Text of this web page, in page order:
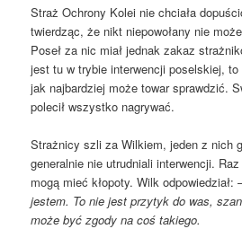
Straż Ochrony Kolei nie chciała
twierdząc, że nikt niepowołany nie
Poseł za nic miał jednak zakaz
jest tu w trybie interwencji poselskiej,
jak najbardziej może towar sprawdzić.
polecił wszystko nagrywać.
Strażnicy szli za Wilkiem, jeden z nich
generalnie nie utrudniali interwencji.
mogą mieć kłopoty. Wilk odpowiedział:
jestem. To nie jest przytyk do was,
może być zgody na coś takiego.